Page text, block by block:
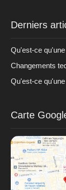
Derniers
Qu'est-ce
Changements
Qu'est-ce
Carte